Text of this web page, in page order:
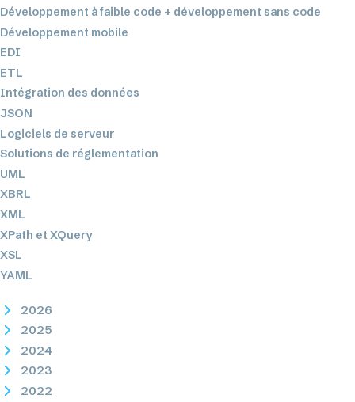
Développement à faible code + développement sans code
Développement mobile
EDI
ETL
Intégration des données
JSON
Logiciels de serveur
Solutions de réglementation
UML
XBRL
XML
XPath et XQuery
XSL
YAML
2026
2025
2024
2023
2022